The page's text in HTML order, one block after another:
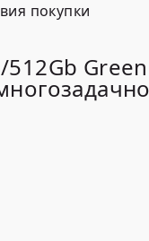
покупки